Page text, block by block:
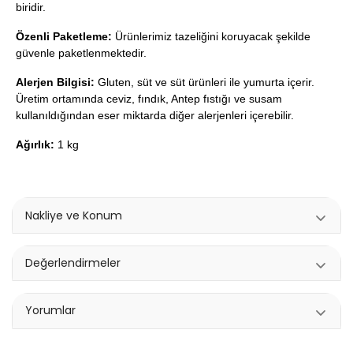
biridir.
Özenli Paketleme: Ürünlerimiz tazeliğini koruyacak şekilde
güvenle paketlenmektedir.
Alerjen Bilgisi: Gluten, süt ve süt ürünleri ile yumurta içerir.
Üretim ortamında ceviz, fındık, Antep fıstığı ve susam
kullanıldığından eser miktarda diğer alerjenleri içerebilir.
Ağırlık: 1 kg
Nakliye ve Konum
Değerlendirmeler
Yorumlar